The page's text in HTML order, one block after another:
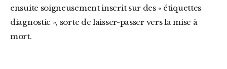
ensuite soigneusement inscrit sur des « étiquettes
diagnostic », sorte de laisser-passer vers la mise à
mort.